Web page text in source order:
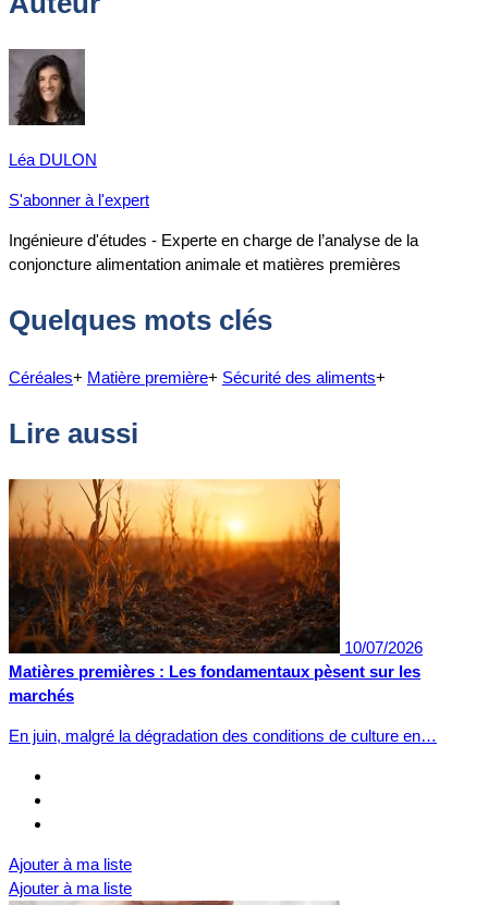
Léa DULON
S'abonner à l'expert
Ingénieure d'études - Experte en charge de l’analyse de la
conjoncture alimentation animale et matières premières
Quelques mots clés
Céréales+ Matière première+ Sécurité des aliments+
Lire aussi
10/07/2026
Matières premières : Les fondamentaux pèsent sur les
marchés
En juin, malgré la dégradation des conditions de culture en…
Ajouter à ma liste
Ajouter à ma liste